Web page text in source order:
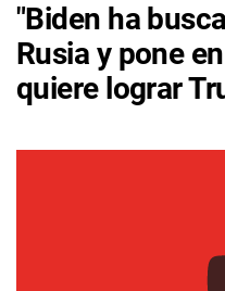
"Biden ha
Rusia y pone
quiere lograr